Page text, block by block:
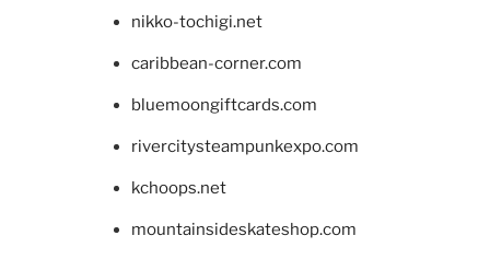
nikko-tochigi.net
caribbean-corner.com
bluemoongiftcards.com
rivercitysteampunkexpo.com
kchoops.net
mountainsideskateshop.com